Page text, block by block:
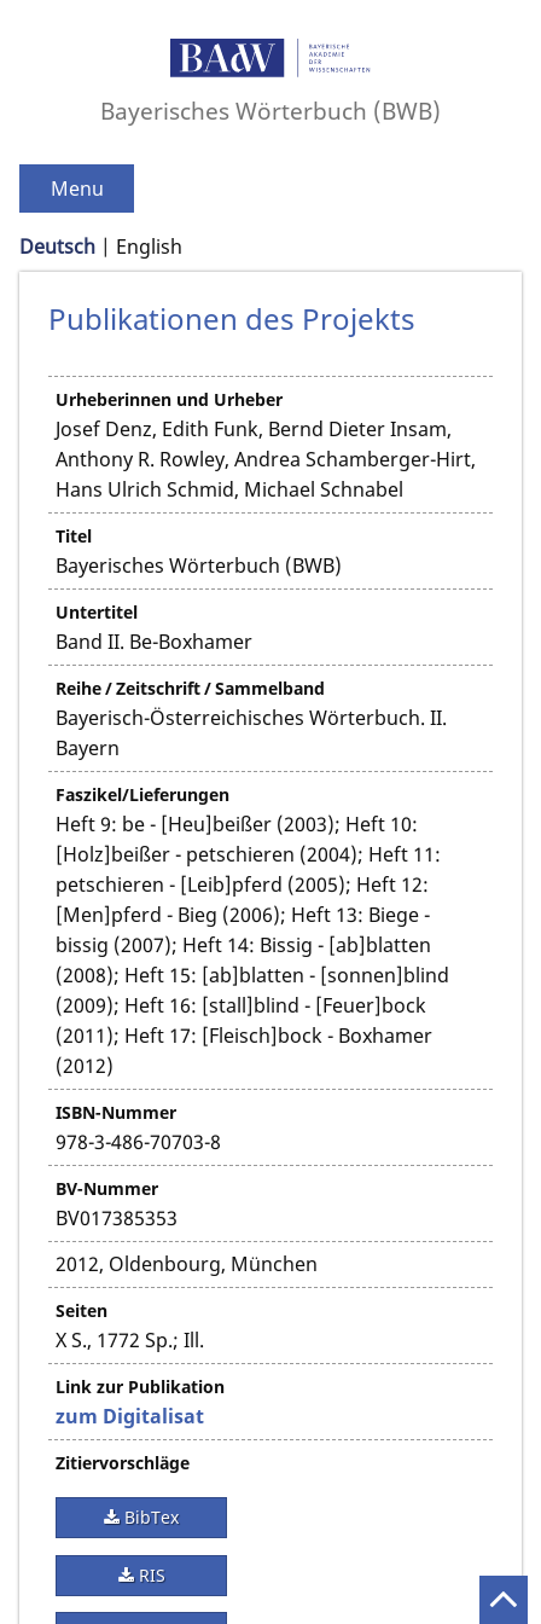
Bayerisches Wörterbuch (BWB)
Menu
Deutsch English
Publikationen des Projekts
Urheberinnen und Urheber
Josef Denz, Edith Funk, Bernd Dieter Insam,
Anthony R. Rowley, Andrea Schamberger-Hirt,
Hans Ulrich Schmid, Michael Schnabel
Titel
Bayerisches Wörterbuch (BWB)
Untertitel
Band II. Be-Boxhamer
Reihe / Zeitschrift / Sammelband
Bayerisch-Österreichisches Wörterbuch. II.
Bayern
Faszikel/Lieferungen
Heft 9: be - [Heu]beißer (2003); Heft 10:
[Holz]beißer - petschieren (2004); Heft 11:
petschieren - [Leib]pferd (2005); Heft 12:
[Men]pferd - Bieg (2006); Heft 13: Biege -
bissig (2007); Heft 14: Bissig - [ab]blatten
(2008); Heft 15: [ab]blatten - [sonnen]blind
(2009); Heft 16: [stall]blind - [Feuer]bock
(2011); Heft 17: [Fleisch]bock - Boxhamer
(2012)
ISBN-Nummer
978-3-486-70703-8
BV-Nummer
BV017385353
2012, Oldenbourg, München
Seiten
X S., 1772 Sp.; Ill.
Link zur Publikation
zum Digitalisat
Zitiervorschläge
BibTex
RIS